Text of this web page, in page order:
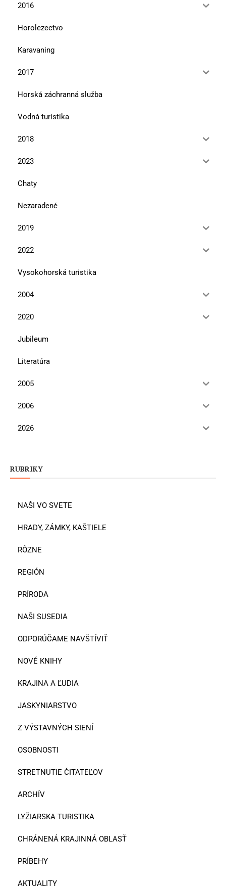
2016
Horolezectvo
Karavaning
2017
Horská záchranná služba
Vodná turistika
2018
2023
Chaty
Nezaradené
2019
2022
Vysokohorská turistika
2004
2020
Jubileum
Literatúra
2005
2006
2026
RUBRIKY
NAŠI VO SVETE
HRADY, ZÁMKY, KAŠTIELE
RÔZNE
REGIÓN
PRÍRODA
NAŠI SUSEDIA
ODPORÚČAME NAVŠTÍVIŤ
NOVÉ KNIHY
KRAJINA A ĽUDIA
JASKYNIARSTVO
Z VÝSTAVNÝCH SIENÍ
OSOBNOSTI
STRETNUTIE ČITATEĽOV
ARCHÍV
LYŽIARSKA TURISTIKA
CHRÁNENÁ KRAJINNÁ OBLASŤ
PRÍBEHY
AKTUALITY